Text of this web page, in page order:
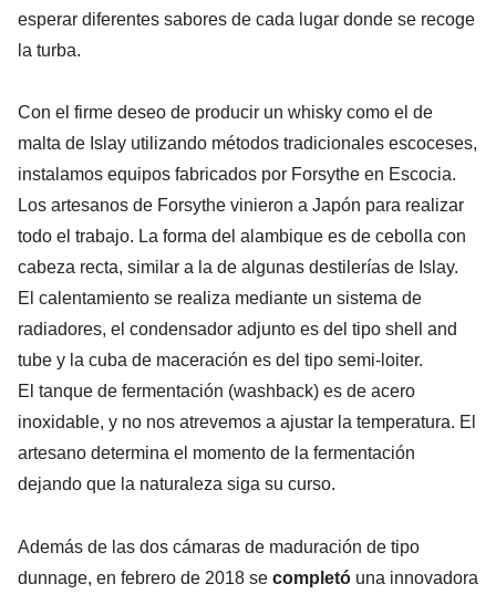
esperar diferentes sabores de cada lugar donde se recoge
la turba.
Con el firme deseo de producir un whisky como el de
malta de Islay utilizando métodos tradicionales escoceses,
instalamos equipos fabricados por Forsythe en Escocia.
Los artesanos de Forsythe vinieron a Japón para realizar
todo el trabajo. La forma del alambique es de cebolla con
cabeza recta, similar a la de algunas destilerías de Islay.
El calentamiento se realiza mediante un sistema de
radiadores, el condensador adjunto es del tipo shell and
tube y la cuba de maceración es del tipo semi-loiter.
El tanque de fermentación (washback) es de acero
inoxidable, y no nos atrevemos a ajustar la temperatura. El
artesano determina el momento de la fermentación
dejando que la naturaleza siga su curso.
Además de las dos cámaras de maduración de tipo
dunnage, en febrero de 2018 se completó una innovadora